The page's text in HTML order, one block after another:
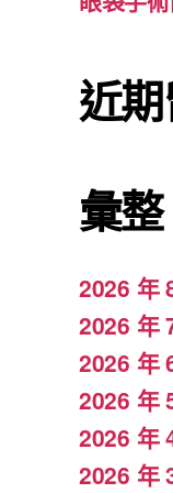
近
彙整
2026 年
2026 年
2026 年
2026 年
2026 年
2026 年